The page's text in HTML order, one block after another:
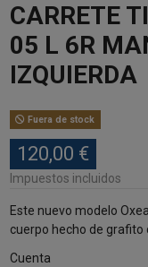
CARRETE
05 L 6R
IZQUIERDA
Fuera de stock
120,00 €
Impuestos incluidos
Este nuevo modelo
cuerpo hecho de grafito
Cuenta